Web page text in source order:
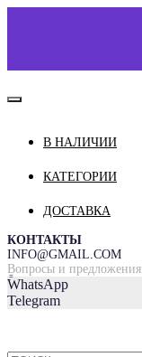
О НАС
ДОСТАВКА И ОПЛАТА
=
В НАЛИЧИИ
КАТЕГОРИИ
ДОСТАВКА
КОНТАКТЫ
INFO@GMAIL.COM
Вопросы и предложения
WhatsApp
Telegram